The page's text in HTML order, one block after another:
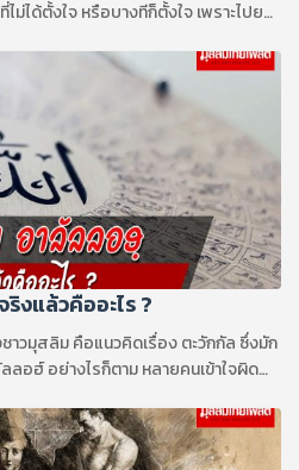
ได้ตั้งใจ หรือบางทีก็ตั้งใจ เพราะไปย
งแล้วคืออะไร ?
าวมุสลิม คือแนวคิดเรื่อง ตะวักกัล ซึ่งมัก
ลอฮ์ อย่างไรก็ตาม หลายคนเข้าใจผิด
วอนขอสิ่งที่ อัลลอฮ์ประสงค์